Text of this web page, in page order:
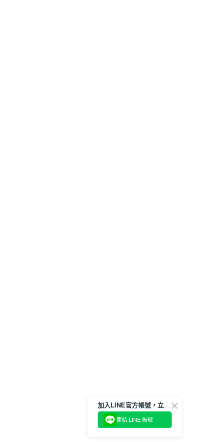
加入LINE官方帳號，立即獲得$100購物金!
連結 LINE 帳號